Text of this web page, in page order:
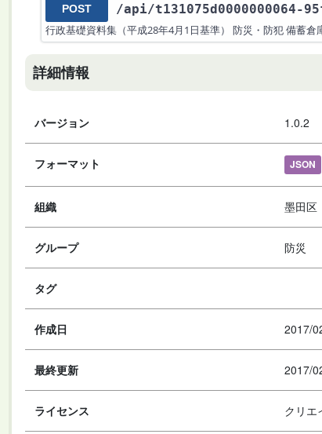
POST /api/t131075d0000000064-
行政基礎資料集（平成28年4月1日基準） 防災・防犯 備蓄
詳細情報
バージョン 1.0.2
フォーマット JSON
組織 墨田区
グループ 防災
タグ
作成日 2017/
最終更新 2017/
ライセンス クリエ